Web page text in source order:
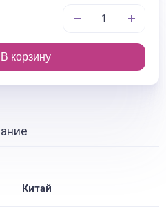
В корзину
Китай